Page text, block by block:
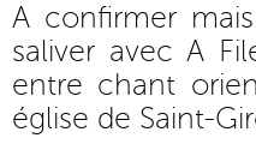
A confirmer
saliver avec A
entre chant
église de Saint-